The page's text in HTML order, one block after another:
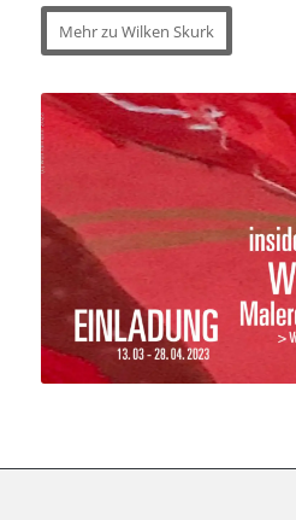
Mehr zu Wilken Skurk